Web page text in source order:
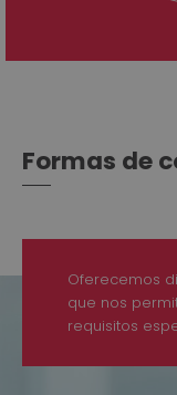
Formas de
Oferecemos
que nos
requisitos